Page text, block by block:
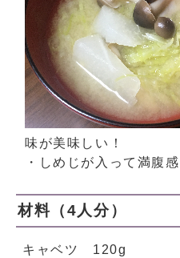
味が美味しい！
・しめじが入って満腹
材料（4人分）
キャベツ 120g